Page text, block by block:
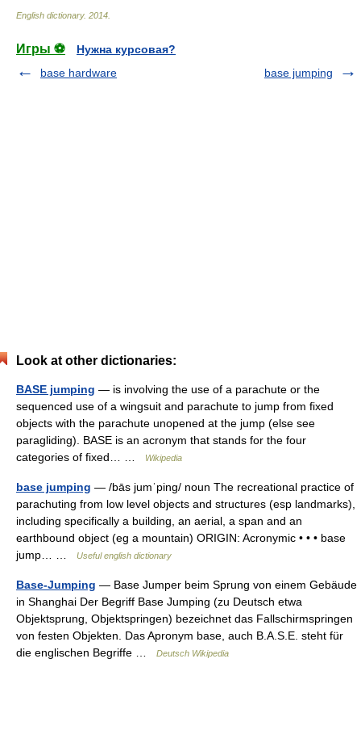
English dictionary. 2014
Игры ⚽
Нужна курсовая?
base hardware
base jumping
Look at other dictionaries:
BASE jumping — is involving the use of a parachute or the
sequenced use of a wingsuit and parachute to jump from fixed
objects with the parachute unopened at the jump (else see
paragliding). BASE is an acronym that stands for the four
categories of fixed… …
Wikipedia
base jumping — /bās jumˈping/ noun The recreational practice of
parachuting from low level objects and structures (esp landmarks),
including specifically a building, an aerial, a span and an
earthbound object (eg a mountain) ORIGIN: Acronymic • • • base
jump… …
Useful english dictionary
Base-Jumping — Base Jumper beim Sprung von einem Gebäude
in Shanghai Der Begriff Base Jumping (zu Deutsch etwa
Objektsprung, Objektspringen) bezeichnet das Fallschirmspringen
von festen Objekten. Das Apronym base, auch B.A.S.E. steht für
die englischen Begriffe …
Deutsch Wikipedia